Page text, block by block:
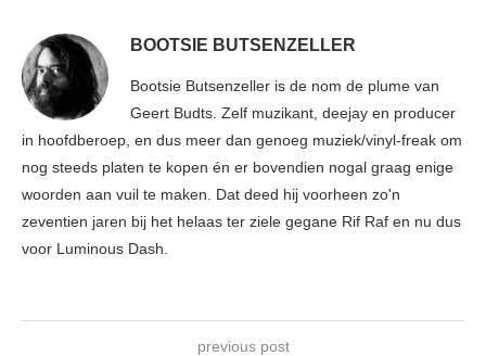
BOOTSIE BUTSENZELLER
Bootsie Butsenzeller is de nom de plume van
Geert Budts. Zelf muzikant, deejay en producer
in hoofdberoep, en dus meer dan genoeg muziek/vinyl-freak om
nog steeds platen te kopen én er bovendien nogal graag enige
woorden aan vuil te maken. Dat deed hij voorheen zo'n
zeventien jaren bij het helaas ter ziele gegane Rif Raf en nu dus
voor Luminous Dash.
previous post